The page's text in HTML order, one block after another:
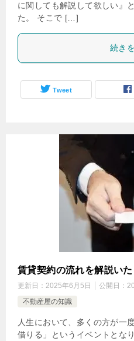
に関しても解説して欲しい』
た。 そこで […]
続き
Tweet
賃貸契約の流れを解説いた
更新日： 2025年6月5日 公開日：
不動産屋の知識
人生において、多くの方が一
借りる」というイベントとな